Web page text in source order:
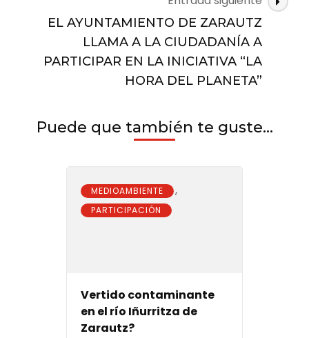
ANILLO
VERDE
AZUL
JUNTO
AL
ORIENTACIÓN
EL AYUNTAMIENTO DE ZARAUTZ
LLAMA A LA CIUDADANÍA A
PARTICIPAR EN LA INICIATIVA “LA
HORA DEL PLANETA”
Puede que también te guste...
MEDIOAMBIENTE ,
PARTICIPACIÓN
Vertido contaminante
en el río Iñurritza de
Zarautz?